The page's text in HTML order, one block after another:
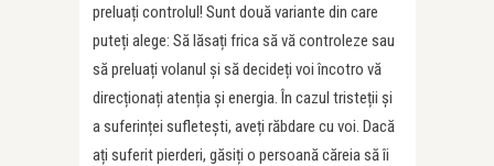
preluați controlul! Sunt două variante din care
puteți alege: Să lăsați frica să vă controleze sau
să preluați volanul și să decideți voi încotro vă
direcționați atenția și energia. În cazul tristeții și
a suferinței sufletești, aveți răbdare cu voi. Dacă
ați suferit pierderi, găsiți o persoană căreia să îi